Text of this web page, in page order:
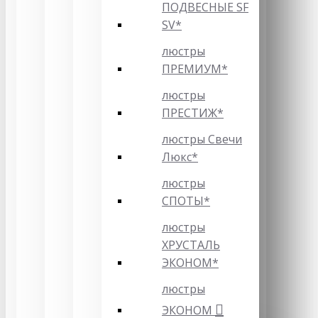
ПОДВЕСНЫЕ SF
SV*
люстры
ПРЕМИУМ*
люстры
ПРЕСТИЖ*
люстры Свечи
Люкс*
люстры
СПОТЫ*
люстры
ХРУСТАЛЬ
ЭКОНОМ*
люстры
ЭКОНОМ